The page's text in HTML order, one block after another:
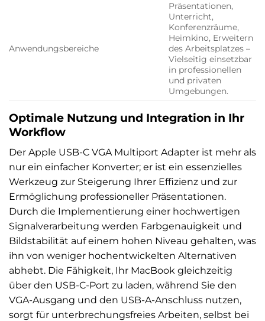
Anwendungsbereiche
Präsentationen,
Unterricht,
Konferenzräume,
Heimkino, Erweitern
des Arbeitsplatzes –
Vielseitig einsetzbar
in professionellen
und privaten
Umgebungen.
Optimale Nutzung und Integration in Ihr
Workflow
Der Apple USB-C VGA Multiport Adapter ist mehr als
nur ein einfacher Konverter; er ist ein essenzielles
Werkzeug zur Steigerung Ihrer Effizienz und zur
Ermöglichung professioneller Präsentationen.
Durch die Implementierung einer hochwertigen
Signalverarbeitung werden Farbgenauigkeit und
Bildstabilität auf einem hohen Niveau gehalten, was
ihn von weniger hochentwickelten Alternativen
abhebt. Die Fähigkeit, Ihr MacBook gleichzeitig
über den USB-C-Port zu laden, während Sie den
VGA-Ausgang und den USB-A-Anschluss nutzen,
sorgt für unterbrechungsfreies Arbeiten, selbst bei